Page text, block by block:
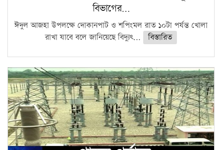
বিভাগের…
ঈদুল আজহা উপলক্ষে দোকানপাট ও শপিংমল রাত ১০টা পর্যন্ত খোলা
রাখা যাবে বলে জানিয়েছে বিদ্যুৎ...
বিস্তারিত